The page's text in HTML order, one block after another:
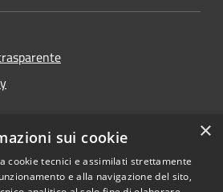
×
sui cookie
cookie tecnici e assimilati strettamente
e alla navigazione del sito,